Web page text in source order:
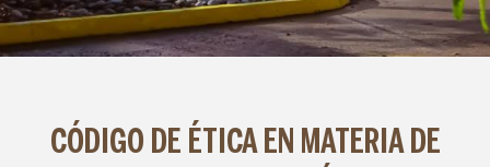
CÓDIGO DE ÉTICA EN MATERIA DE